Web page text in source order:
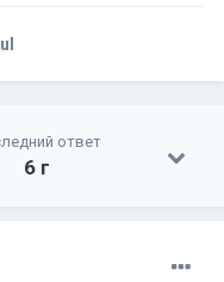
ответ
6 г